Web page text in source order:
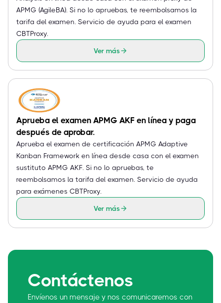
APMG (AgileBA). Si no lo apruebas, te reembolsamos la
tarifa del examen. Servicio de ayuda para el examen
CBTProxy.
Ver más
Aprueba el examen APMG AKF en línea y paga
después de aprobar.
Aprueba el examen de certificación APMG Adaptive
Kanban Framework en línea desde casa con el examen
sustituto APMG AKF. Si no lo apruebas, te
reembolsamos la tarifa del examen. Servicio de ayuda
para exámenes CBTProxy.
Ver más
Contáctenos
Envíenos un mensaje y nos comunicaremos con